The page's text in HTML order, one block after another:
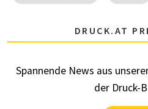
DRUCK.AT
Spannende News aus
der Druck-